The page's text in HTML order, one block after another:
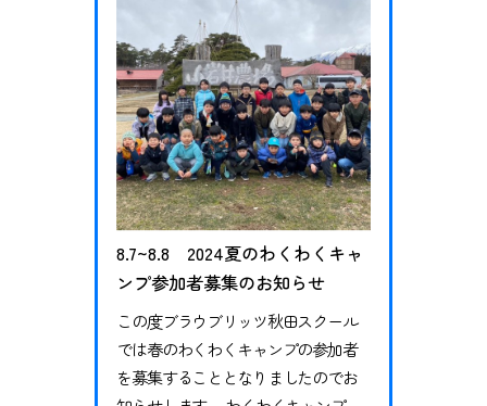
ワークや体操をいくつか実施しまし
た。 後半は子ども達と大人の対抗
ゲ…
8.7~8.8 2024夏のわくわくキャ
ンプ参加者募集のお知らせ
この度ブラウブリッツ秋田スクール
では春のわくわくキャンプの参加者
を募集することとなりましたのでお